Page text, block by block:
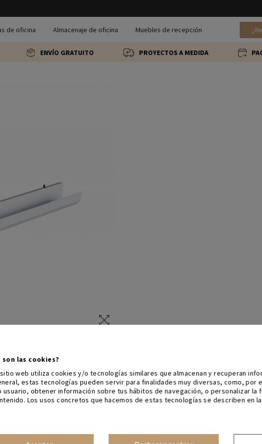
de oficina Almacenaje de oficina Muebles de recepción
ENVÍO GRATUITO PROYECTOS A MEDIDA
son las cookies?
web utiliza cookies y/o tecnologías similares que almacenan y recuperan
estas tecnologías pueden servir para finalidades muy diversas, como, por
usuario, obtener información sobre tus hábitos de navegación, o personalizar la
Los usos concretos que hacemos de estas tecnologías se describen en